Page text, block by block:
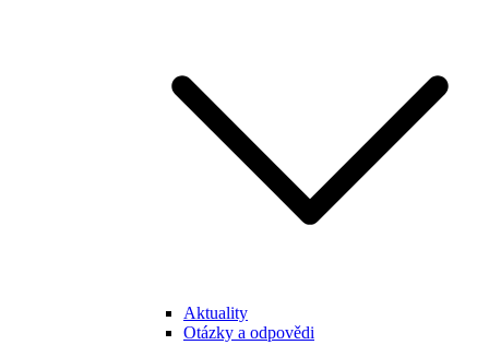
Aktuality
Otázky a odpovědi